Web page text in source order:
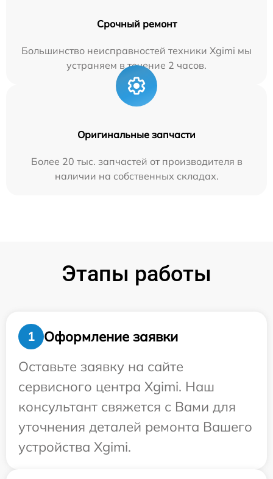
Срочный ремонт
Большинство неисправностей техники Xgimi мы
устраняем в течение 2 часов.
Оригинальные запчасти
Более 20 тыс. запчастей от производителя в
наличии на собственных складах.
Этапы работы
1
Оформление заявки
Оставьте заявку на сайте
сервисного центра Xgimi. Наш
консультант свяжется с Вами для
уточнения деталей ремонта Вашего
устройства Xgimi.